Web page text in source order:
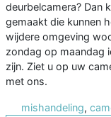
deurbelcamera? Dan
gemaakt die kunnen
wijdere omgeving
zondag op maandag
zijn. Ziet u op uw
met ons.
mishandeling,